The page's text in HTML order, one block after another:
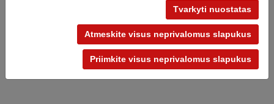
Tvarkyti nuostatas
Atmeskite visus neprivalomus slapukus
Priimkite visus neprivalomus slapukus
-Terminai ir sąlygos